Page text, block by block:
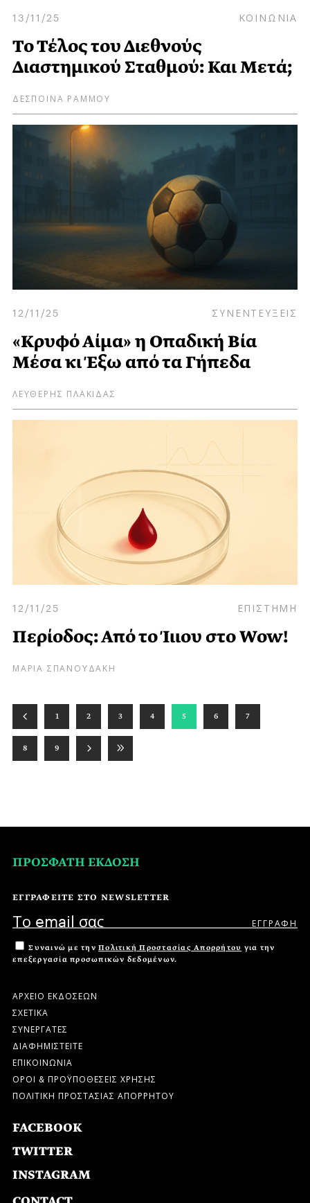
13/11/25 ΚΟΙΝΩΝΙΑ
Το Τέλος του Διεθνούς
Διαστημικού Σταθμού: Και Μετά;
ΔΕΣΠΟΙΝΑ ΡΑΜΜΟΥ
12/11/25 ΣΥΝΕΝΤΕΥΞΕΙΣ
«Κρυφό Αίμα» η Οπαδική Βία
Μέσα κι Έξω από τα Γήπεδα
ΛΕΥΘΕΡΗΣ ΠΛΑΚΙΔΑΣ
12/11/25 ΕΠΙΣΤΗΜΗ
Περίοδος: Από το Ίιιου στο Wow!
ΜΑΡΙΑ ΣΠΑΝΟΥΔΑΚΗ
1 2 3 4 5 6 7
8 9
ΠΡΟΣΦΑΤΗ ΕΚΔΟΣΗ
ΕΓΓΡΑΦΕΙΤΕ ΣΤΟ NEWSLETTER
Συναινώ με την Πολιτική Προστασίας Απορρήτου για την
επεξεργασία προσωπικών δεδομένων.
ΑΡΧΕΙΟ ΕΚΔΟΣΕΩΝ
ΣΧΕΤΙΚΑ
ΣΥΝΕΡΓΑΤΕΣ
ΔΙΑΦΗΜΙΣΤΕΙΤΕ
ΕΠΙΚΟΙΝΩΝΙΑ
ΟΡΟΙ & ΠΡΟΫΠΟΘΕΣΕΙΣ ΧΡΗΣΗΣ
ΠΟΛΙΤΙΚΗ ΠΡΟΣΤΑΣΙΑΣ ΑΠΟΡΡΗΤΟΥ
FACEBOOK
TWITTER
INSTAGRAM